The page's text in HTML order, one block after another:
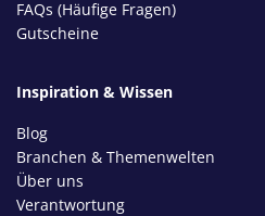
FAQs (Häufige Fragen)
Gutscheine
Inspiration & Wissen
Blog
Branchen & Themenwelten
Über uns
Verantwortung